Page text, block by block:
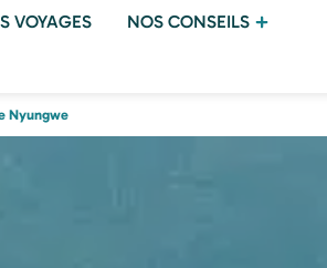
VOYAGES NOS CONSEILS
Nyungwe